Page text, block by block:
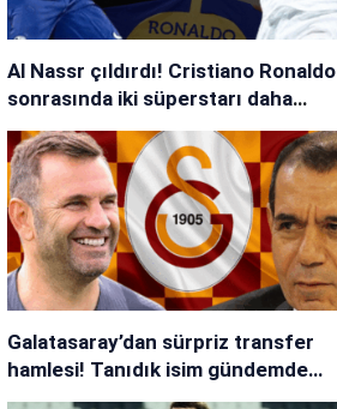
Al Nassr çıldırdı! Cristiano Ronaldo
sonrasında iki süperstarı daha
istiyorlar…
Galatasaray’dan sürpriz transfer
hamlesi! Tanıdık isim gündemde…